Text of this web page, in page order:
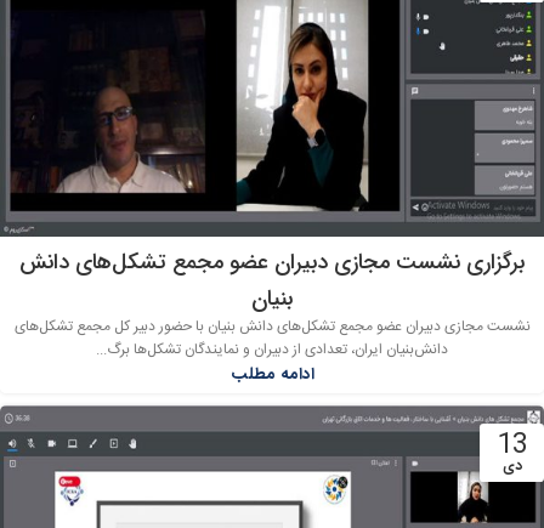
برگزاری نشست مجازی دبیران عضو مجمع تشکل‌های دانش
بنیان
نشست مجازی دبیران عضو مجمع تشکل‌های دانش بنیان با حضور دبیر کل مجمع تشکل‌های
دانش‌بنیان ایران، تعدادی از دبیران و نمایندگان تشکل‌ها برگ...
ادامه مطلب
13
دی